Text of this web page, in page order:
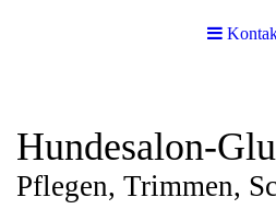
Hundesalon-
Pflegen, Trimmen,